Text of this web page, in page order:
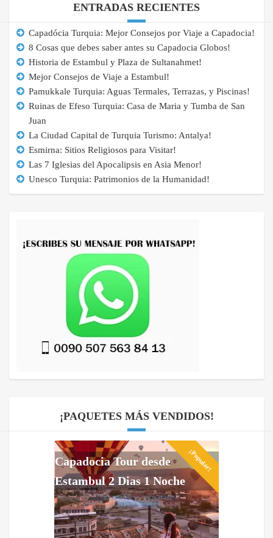
ENTRADAS RECIENTES
Capadócia Turquia: Mejor Consejos por Viaje a Capadocia!
8 Cosas que debes saber antes su Capadocia Globos!
Historia de Estambul y Plaza de Sultanahmet!
Mejor Consejos de Viaje a Estambul!
Pamukkale Turquia: Aguas Termales, Terrazas, y Piscinas!
Ruinas de Efeso Turquia: Casa de Maria y Tumba de San
Juan
La Ciudad Capital de Turquia Turismo: Antalya!
Esmirna: Sitios Religiosos para Visitar!
Las 7 Iglesias del Apocalipsis en Asia Menor!
Unesco Turquia: Patrimonios de la Humanidad!
¡PAQUETES MÁS VENDIDOS!
¡Popular!
Capadocia Tour desde
Estambul 2 Dias 1 Noche